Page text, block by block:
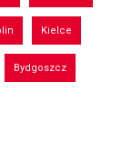
Kielce
Bydgoszcz